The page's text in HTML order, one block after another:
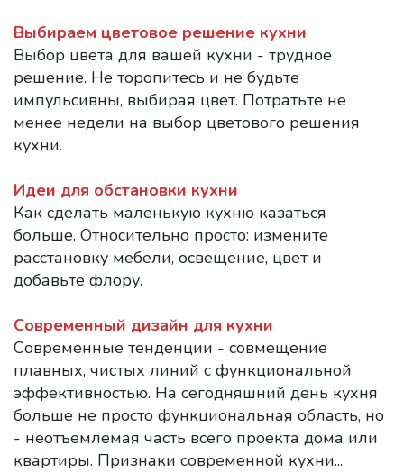
Выбираем цветовое решение кухни
Выбор цвета для вашей кухни - трудное
решение. Не торопитесь и не будьте
импульсивны, выбирая цвет. Потратьте не
менее недели на выбор цветового решения
кухни.
Идеи для обстановки кухни
Как сделать маленькую кухню казаться
больше. Относительно просто: измените
расстановку мебели, освещение, цвет и
добавьте флору.
Современный дизайн для кухни
Современные тенденции - совмещение
плавных, чистых линий с функциональной
эффективностью. На сегодняшний день кухня
больше не просто функциональная область, но
- неотъемлемая часть всего проекта дома или
квартиры. Признаки современной кухни...